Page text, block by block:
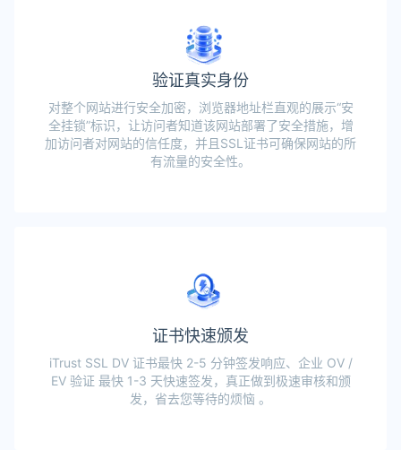
验证真实身份
对整个网站进行安全加密，浏览器地址栏直观的展示“安
全挂锁”标识，让访问者知道该网站部署了安全措施，增
加访问者对网站的信任度，并且SSL证书可确保网站的所
有流量的安全性。
证书快速颁发
iTrust SSL DV 证书最快 2-5 分钟签发响应、企业 OV /
EV 验证 最快 1-3 天快速签发，真正做到极速审核和颁
发，省去您等待的烦恼 。